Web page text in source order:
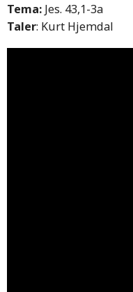
Tema: Jes. 43,1-3a
Taler: Kurt Hjemdal